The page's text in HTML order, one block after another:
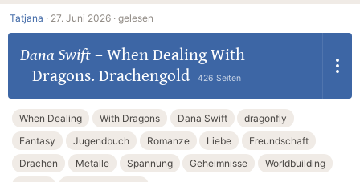
Tatjana · 27. Juni 2026 · gelesen
Dana Swift– When Dealing With
Dragons. Drachengold
426 Seiten
When Dealing With Dragons Dana Swift
dragonfly
Fantasy
Jugendbuch Romanze Liebe
Freundschaft
Drachen
Metalle Spannung Geheimnisse
Worldbuilding